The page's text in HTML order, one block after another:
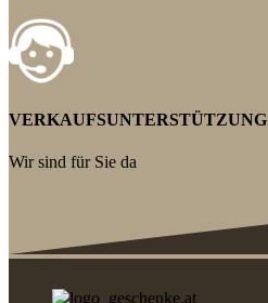
VERKAUFSUNTERSTÜTZUNG
Wir sind für Sie da